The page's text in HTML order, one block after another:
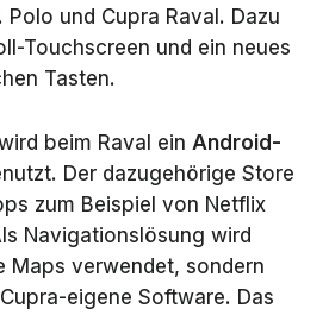
Polo und Cupra Raval. Dazu
Touchscreen und ein neues
Tasten.
beim Raval ein Android-
Der dazugehörige Store
zum Beispiel von Netflix
Navigationslösung wird
Maps verwendet, sondern
eigene Software. Das